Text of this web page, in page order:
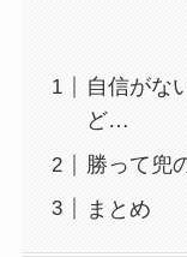
自信がな
ど…
勝って兜
まとめ